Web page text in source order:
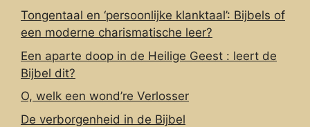
Tongentaal en ‘persoonlijke klanktaal’: Bijbels of
een moderne charismatische leer?
Een aparte doop in de Heilige Geest : leert de
Bijbel dit?
O, welk een wond’re Verlosser
De verborgenheid in de Bijbel